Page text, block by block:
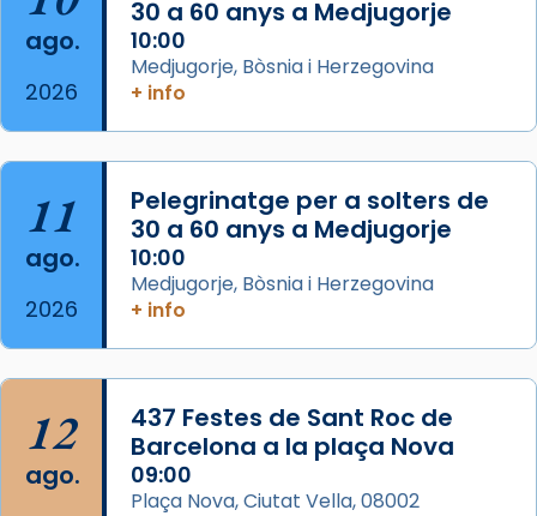
Josep Omella, ha presidit la missa i l’ha
concelebrat el bisbe auxiliar de Barcelona,
Mons. David Abadías.
📸 Dr. G. Simón
Foto
View on Facebook · Share
Arquebisbat de Barcelona
2 weeks ago
Acompanyant la història de sant Cugat, a
partir de l’Edat Mitjana sorgeix la tradició
que les santes Juliana (“relatiu a Júlia”) i
Semproniana (“relatiu a Semprònia =
ago.
2026
30 a 60 anys a Medjugorje
10:00
Medjugorje, Bòsnia i Herzegovina
+ info
11
ago.
2026
Pelegrinatge per a solters de
30 a 60 anys a Medjugorje
10:00
Medjugorje, Bòsnia i Herzegovina
+ info
12
ago.
437 Festes de Sant Roc de
Barcelona a la plaça Nova
09:00
Plaça Nova, Ciutat Vella, 08002